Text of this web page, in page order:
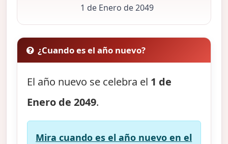
1 de Enero de 2049
¿Cuando es el año nuevo?
El año nuevo se celebra el 1 de
Enero de 2049.
Mira cuando es el año nuevo en el